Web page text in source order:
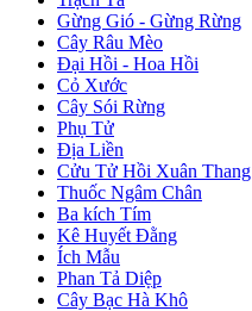
Gừng Gió - Gừng Rừng
Cây Râu Mèo
Đại Hồi - Hoa Hồi
Cỏ Xước
Cây Sói Rừng
Phụ Tử
Địa Liền
Cửu Tử Hồi Xuân Thang
Thuốc Ngâm Chân
Ba kích Tím
Kê Huyết Đằng
Ích Mẫu
Phan Tả Diệp
Cây Bạc Hà Khô